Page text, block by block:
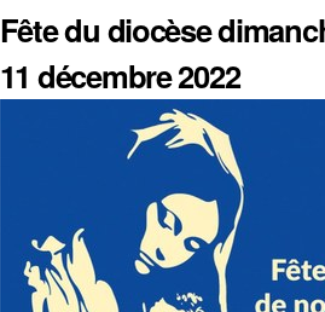
Fête du diocèse
11 décembre 2022